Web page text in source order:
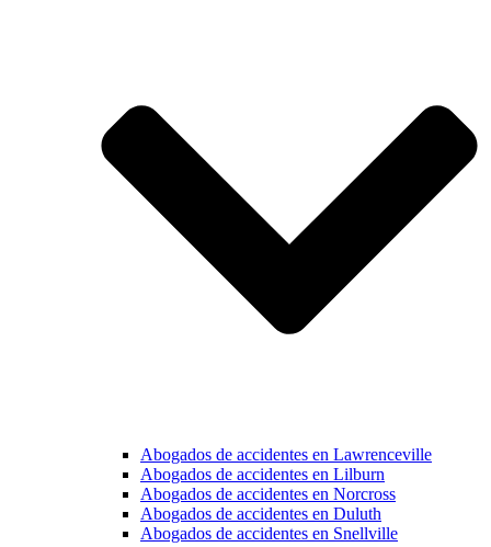
Abogados de accidentes en Lawrenceville
Abogados de accidentes en Lilburn
Abogados de accidentes en Norcross
Abogados de accidentes en Duluth
Abogados de accidentes en Snellville